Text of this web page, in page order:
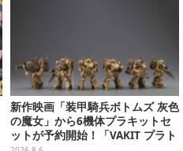
新作映画「装甲騎兵ボトムズ 灰色
の魔女」から6機体プラキットセ
ットが予約開始！「VAKIT プラト